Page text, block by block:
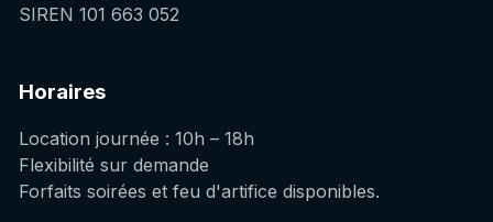
SIREN 101 663 052
Horaires
Location journée : 10h – 18h
Flexibilité sur demande
Forfaits soirées et feu d'artifice disponibles.